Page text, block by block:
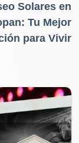
Solares en
Tu Mejor
para Vivir